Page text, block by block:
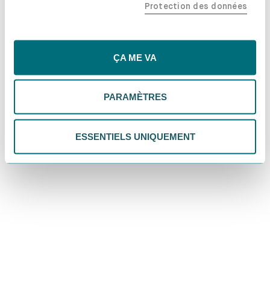
tes données pourraient être traitées en dehors de l'UE,
essentiels, ce qui pourrait limiter les contenus
tes préférences. Tu peux modifier tes choix à tout
moment. Pour plus d'informations, consulte notre
politique de confidentialité.
Protection des données
ÇA ME VA
PARAMÈTRES
ESSENTIELS UNIQUEMENT